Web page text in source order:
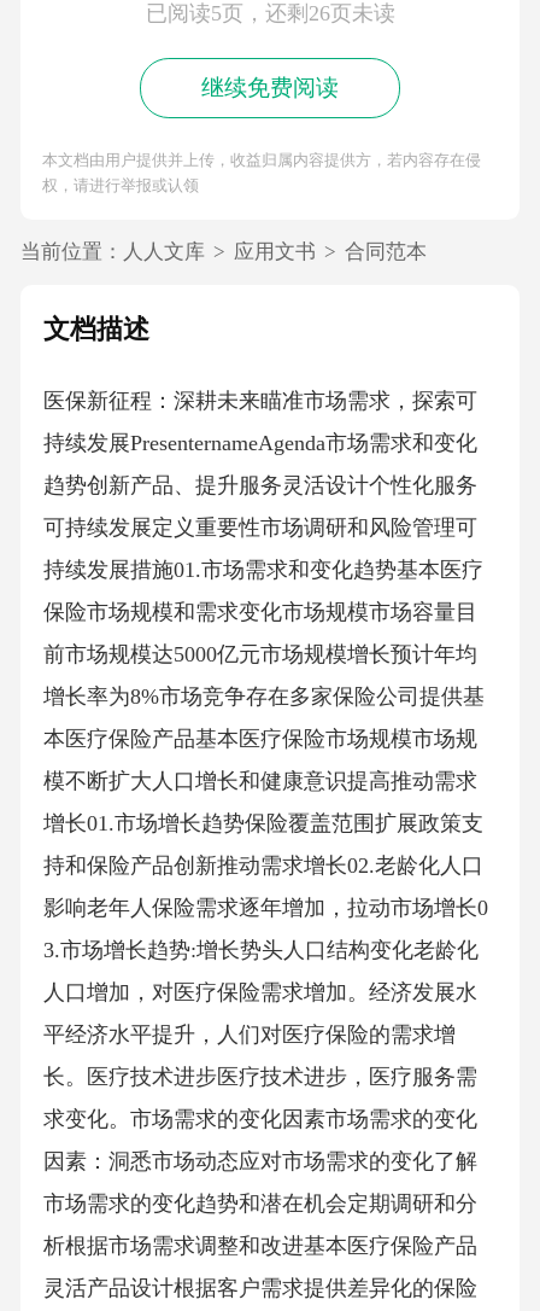
已阅读5页，还剩26页未读
继续免费阅读
本文档由用户提供并上传，收益归属内容提供方，若内容存在侵
权，请进行举报或认领
当前位置： 人人文库 > 应用文书 > 合同范本
文档描述
医保新征程：深耕未来瞄准市场需求，探索可
持续发展PresenternameAgenda市场需求和变化
趋势创新产品、提升服务灵活设计个性化服务
可持续发展定义重要性市场调研和风险管理可
持续发展措施01.市场需求和变化趋势基本医疗
保险市场规模和需求变化市场规模市场容量目
前市场规模达5000亿元市场规模增长预计年均
增长率为8%市场竞争存在多家保险公司提供基
本医疗保险产品基本医疗保险市场规模市场规
模不断扩大人口增长和健康意识提高推动需求
增长01.市场增长趋势保险覆盖范围扩展政策支
持和保险产品创新推动需求增长02.老龄化人口
影响老年人保险需求逐年增加，拉动市场增长0
3.市场增长趋势:增长势头人口结构变化老龄化
人口增加，对医疗保险需求增加。经济发展水
平经济水平提升，人们对医疗保险的需求增
长。医疗技术进步医疗技术进步，医疗服务需
求变化。市场需求的变化因素市场需求的变化
因素：洞悉市场动态应对市场需求的变化了解
市场需求的变化趋势和潜在机会定期调研和分
析根据市场需求调整和改进基本医疗保险产品
灵活产品设计根据客户需求提供差异化的保险